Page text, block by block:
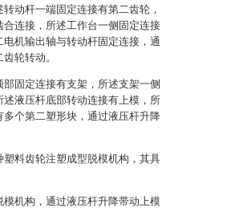
动杆一端固定连接有第二齿轮，
合连接，所述工作台一侧固定连接
机输出轴与转动杆固定连接，通
轮转动。
固定连接有支架，所述支架一侧
述液压杆底部转动连接有上模，所
个第二塑形块，通过液压杆升降
料齿轮注塑成型脱模机构，其具
机构，通过液压杆升降带动上模